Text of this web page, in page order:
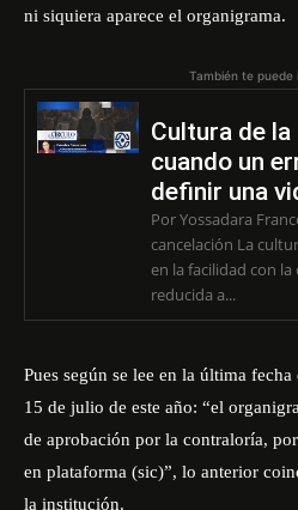
ni siquiera aparece el organigrama.
También te puede
Cultura de
cuando un
definir una
Por Yossadara
cancelación La
en la facilidad con
reducida a...
Pues según se lee en la última
15 de julio de este año: “el
de aprobación por la contraloría,
en plataforma (sic)”, lo anterior
la institución.